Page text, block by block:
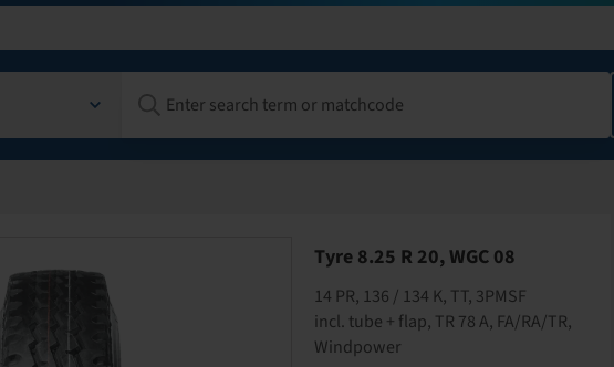
Tyre 8.25 R 20, WGC 08
14 PR, 136 / 134 K, TT, 3PMSF
incl. tube + flap, TR 78 A, FA/RA/TR,
Windpower